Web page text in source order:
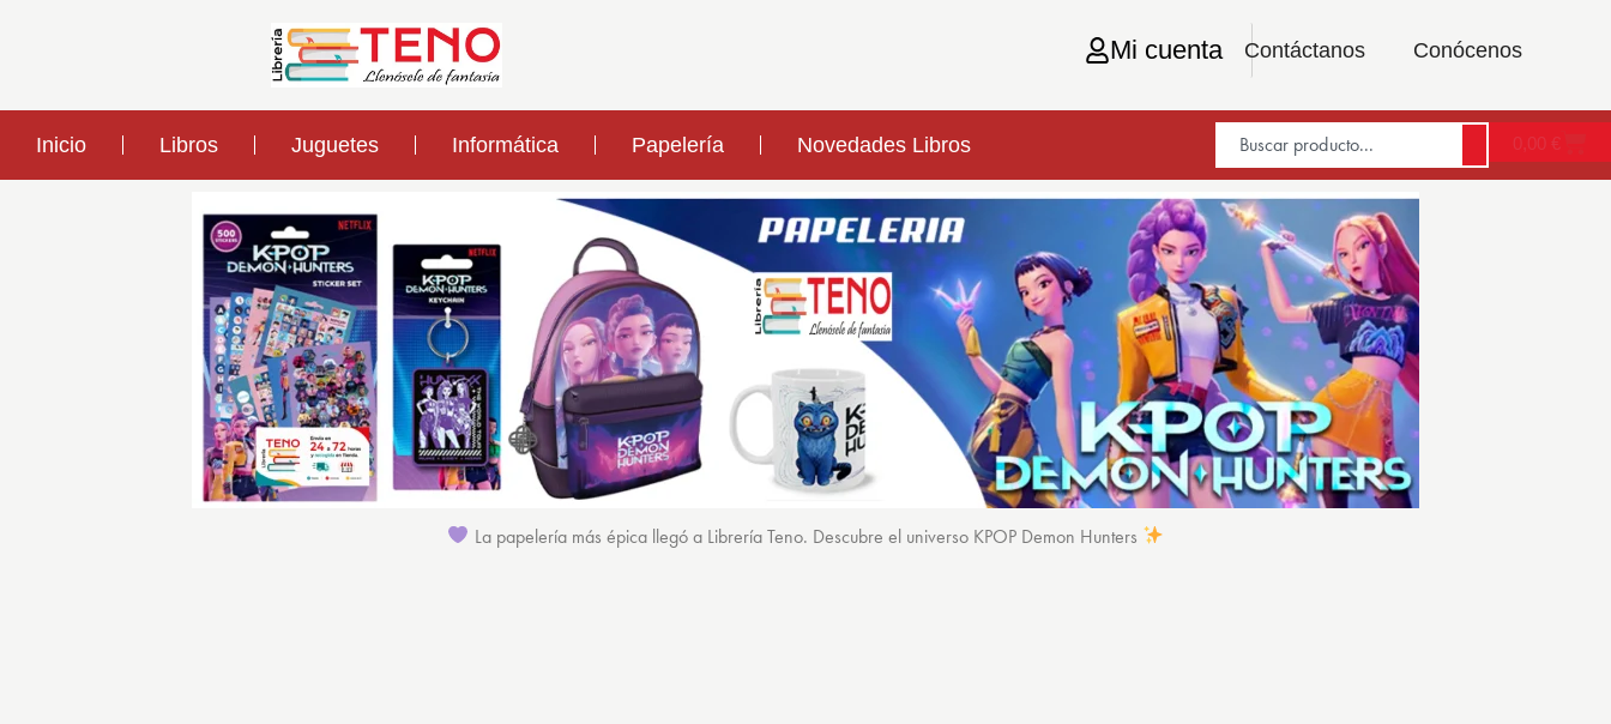
Contáctanos Conócenos
Mi cuenta
Inicio Libros Juguetes Informática Papelería Novedades Libros 0,00 €
La papelería más épica llegó a Librería Teno. Descubre el universo KPOP Demon Hunters